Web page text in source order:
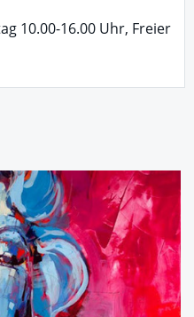
10.00-16.00 Uhr, Freier